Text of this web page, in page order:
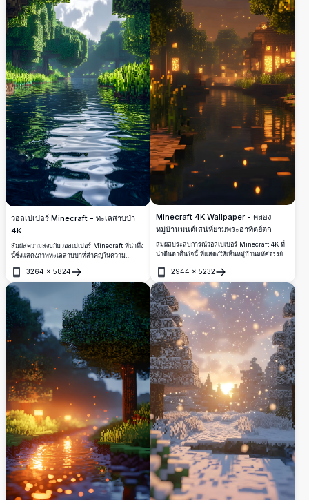
วอลเปเปอร์ Minecraft - ทะเลสาบป่า
4K
สัมผัสความสงบกับวอลเปเปอร์ Minecraft ที่น่าทึ่ง
นี้ซึ่งแสดงภาพทะเลสาบป่าที่สำคัญในความ
ต้นไม้ที่เขียวขจีและน้ำที่สะท้อนอย่างสวยงาม มอบ
การหลบหนีแบบเวอร์ชวลที่ดีเยี่ยม ออกแบบมา
สำหรับอุปกรณ์เคลื่อนที่ ภาพความละเอียดสูงนี้นำ
เสนอบรรยากาศที่เงียบสงบของป่าทึบแบบบล็อคที่มี
ชีวิต เหมาะสำหรับผู้ที่ชื่นชอบ Minecraft ที่
ต้องการปรับปรุงการใช้งานบนมือถือของพวกเขา
ด้วยการสัมผัสแบบสงบ
3264 × 5824
เปิด
Minecraft 4K Wallpaper - คลอง
หมู่บ้านมนต์เสน่ห์ยามพระอาทิตย์ตก
สัมผัสประสบการณ์วอลเปเปอร์ Minecraft 4K ที่
น่าตื่นตาตื่นใจนี้ ที่แสดงให้เห็นหมู่บ้านมหัศจรรย์ใน
โคมไฟลอยน้ำ และการสะท้อนที่เงียบสงบของคลอง
งานศิลปะความละเอียดสูงนี้จับภาพบรรยากาศ
อบอุ่นของค่ำคืนที่แสนผ่อนคลายในโลกพิกเซล
2944 × 5232
เปิด